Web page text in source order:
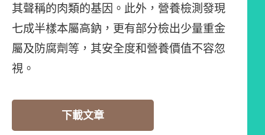
其聲稱的肉類的基因。此外，營養檢測發現
七成半樣本屬高鈉，更有部分檢出少量重金
屬及防腐劑等，其安全度和營養價值不容忽
視。
下載文章